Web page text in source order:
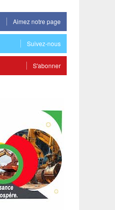
Aimez notre page
Suivez-nous
S'abonner